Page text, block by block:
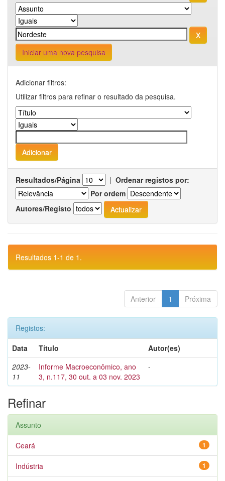
Iniciar uma nova pesquisa
Adicionar filtros:
Utilizar filtros para refinar o resultado da pesquisa.
Resultados/Página | Ordenar registos por:
Por ordem
Autores/Registo
Resultados 1-1 de 1.
Anterior 1 Próxima
Registos:
Data
Título
Autor(es)
2023-
11
Informe Macroeconômico, ano
3, n.117, 30 out. a 03 nov. 2023
-
Refinar
Assunto
1
Ceará
1
Indústria